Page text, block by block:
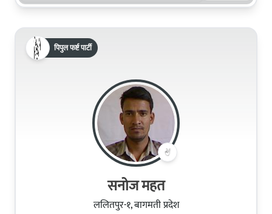
पिपुल फर्ष्ट पार्टी
सनोज महत
ललितपुर-१, बागमती प्रदेश